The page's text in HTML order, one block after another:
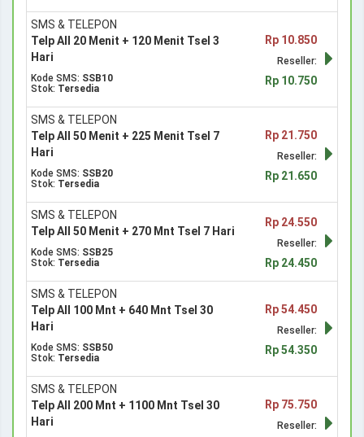
SMS & TELEPON
Telp All 20 Menit + 120 Menit Tsel 3
Hari
Kode SMS: SSB10
Stok: Tersedia
Rp 10.850
Reseller:
Rp 10.750
SMS & TELEPON
Telp All 50 Menit + 225 Menit Tsel 7
Hari
Kode SMS: SSB20
Stok: Tersedia
Rp 21.750
Reseller:
Rp 21.650
SMS & TELEPON
Telp All 50 Menit + 270 Mnt Tsel 7 Hari
Kode SMS: SSB25
Stok: Tersedia
Rp 24.550
Reseller:
Rp 24.450
SMS & TELEPON
Telp All 100 Mnt + 640 Mnt Tsel 30
Hari
Kode SMS: SSB50
Stok: Tersedia
Rp 54.450
Reseller:
Rp 54.350
SMS & TELEPON
Telp All 200 Mnt + 1100 Mnt Tsel 30
Hari
Rp 75.750
Reseller: